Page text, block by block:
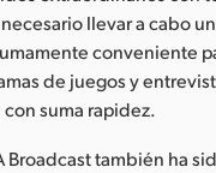
llevar a cabo
conveniente
de juegos y
suma rapidez.
Broadcast también ha